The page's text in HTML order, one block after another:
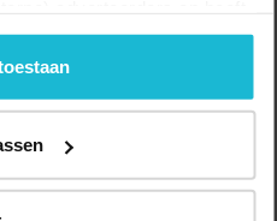
U kunt deze cookies via
of weigeren.